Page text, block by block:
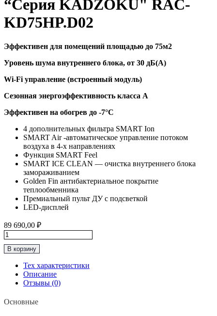
“Серия KADZOKU" RAC-
KD75HP.D02
Эффективен для помещений площадью до 75м2
Уровень шума внутреннего блока, от 30 дБ(А)
Wi-Fi управление (встроенный модуль)
Сезонная энергоэффективность класса А
Эффективен на обогрев до -7°C
4 дополнительных фильтра SMART Ion
SMART Air -автоматическое управление потоком
воздуха в 4-х направлениях
Функция SMART Feel
SMART ICE CLEAN — очистка внутреннего блока
замораживанием
Golden Fin антибактериальное покрытие
теплообменника
Премиальный пульт ДУ с подсветкой
LED-дисплей
89 690,00 ₽
Количество
товара
Классическая
Система
75м2
“Серия
В корзину
Тех характеристики
Описание
Отзывы (0)
Основные